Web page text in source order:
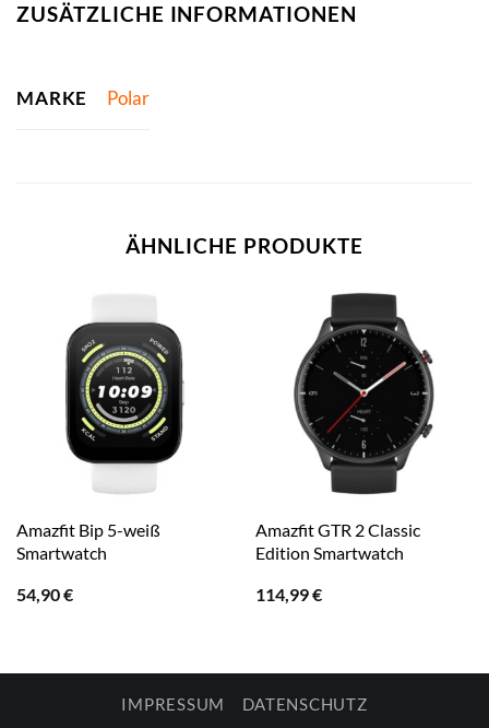
ZUSÄTZLICHE INFORMATIONEN
MARKE Polar
ÄHNLICHE PRODUKTE
Amazfit Bip 5-weiß
Smartwatch
54,90€
Amazfit GTR 2 Classic
Edition Smartwatch
114,99€
IMPRESSUM DATENSCHUTZ